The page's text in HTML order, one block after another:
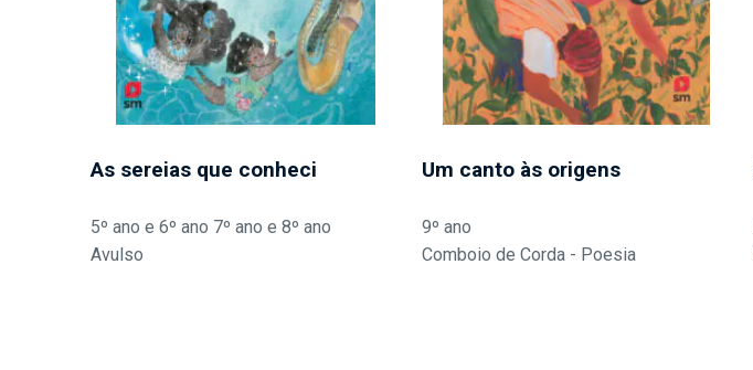
As sereias que conheci
5º ano e 6º ano 7º ano e 8º ano
Avulso
Um canto às origens
9º ano
Comboio de Corda - Poesia